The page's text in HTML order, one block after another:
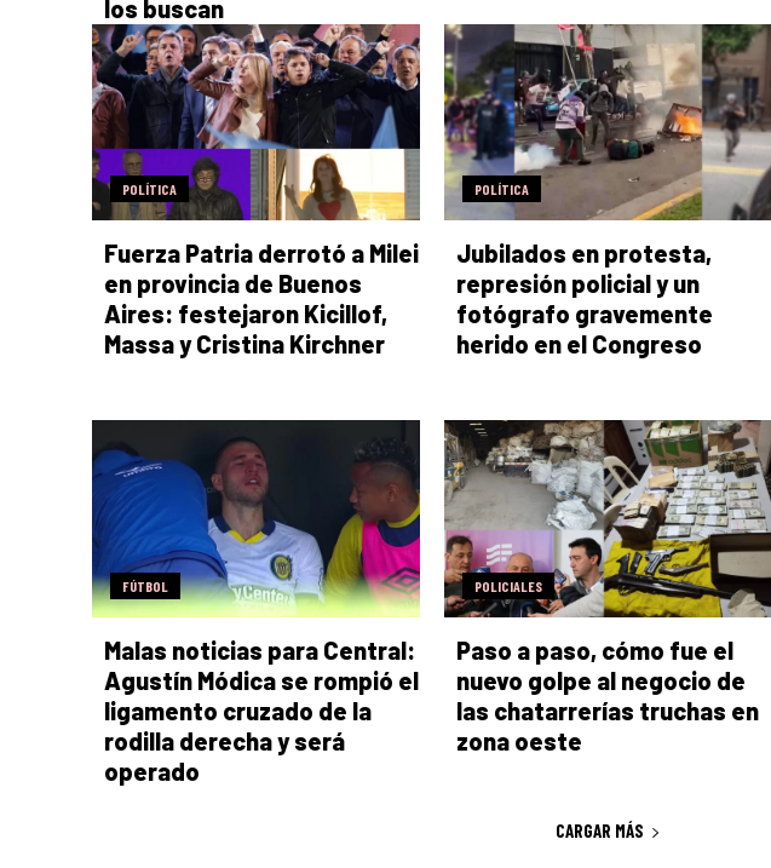
los buscan
POLÍTICA
Fuerza Patria derrotó a Milei
en provincia de Buenos
Aires: festejaron Kicillof,
Massa y Cristina Kirchner
POLÍTICA
Jubilados en protesta,
represión policial y un
fotógrafo gravemente
herido en el Congreso
FÚTBOL
Malas noticias para Central:
Agustín Módica se rompió el
ligamento cruzado de la
rodilla derecha y será
operado
POLICIALES
Paso a paso, cómo fue el
nuevo golpe al negocio de
las chatarrerías truchas en
zona oeste
CARGAR MÁS